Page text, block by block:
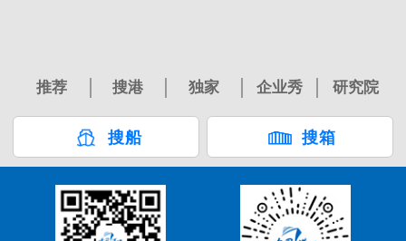
推荐 搜港 独家 企业秀 研究院
搜船 搜箱